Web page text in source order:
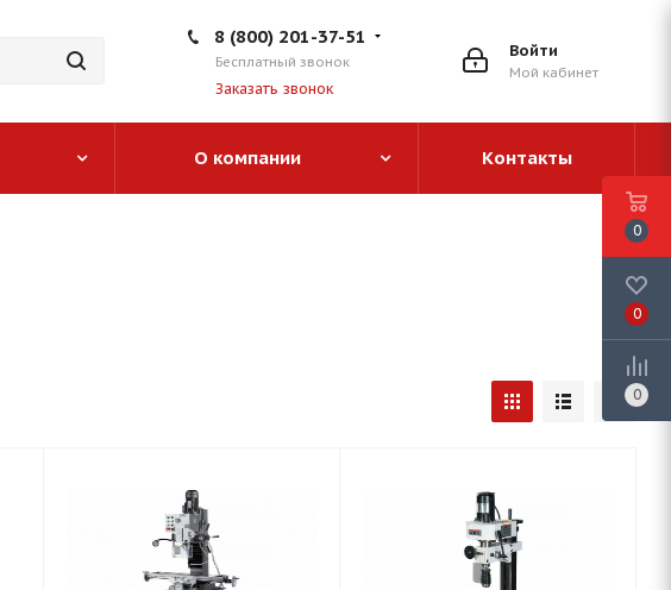
Войти
Мой кабинет
8 (800) 201-37-51
Бесплатный звонок
Заказать звонок
О компании Контакты
0
0
0